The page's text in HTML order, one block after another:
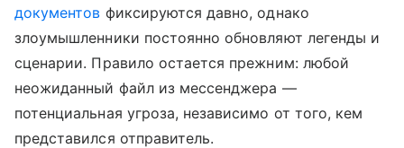
документов фиксируются давно, однако
злоумышленники постоянно обновляют легенды и
сценарии. Правило остается прежним: любой
неожиданный файл из мессенджера —
потенциальная угроза, независимо от того, кем
представился отправитель.